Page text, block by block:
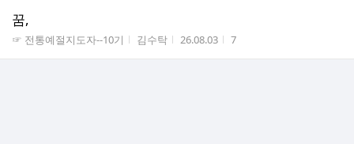
꿈,
게시판명
☞ 전통예절지도자--10기 작성자
김수탁 작성시간
26.08.03 조회수
7